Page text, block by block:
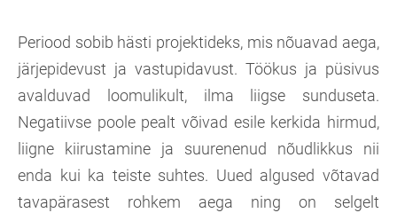
Periood sobib hästi projektideks, mis nõuavad aega,
järjepidevust ja vastupidavust. Töökus ja püsivus
avalduvad loomulikult, ilma liigse sunduseta.
Negatiivse poole pealt võivad esile kerkida hirmud,
liigne kiirustamine ja suurenenud nõudlikkus nii
enda kui ka teiste suhtes. Uued algused võtavad
tavapärasest rohkem aega ning on selgelt